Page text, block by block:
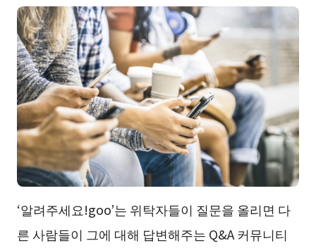
‘알려주세요!goo’는 위탁자들이 질문을 올리면 다
른 사람들이 그에 대해 답변해주는 Q&A 커뮤니티